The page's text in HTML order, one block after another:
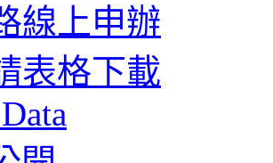
線上申辦
表格下載